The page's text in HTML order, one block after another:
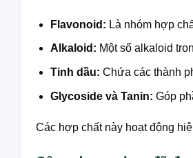
Flavonoid: Là nhóm hợp
Alkaloid: Một số alkaloid
Tinh dầu: Chứa các thành
Glycoside và Tanin: Góp
Các hợp chất này hoạt động